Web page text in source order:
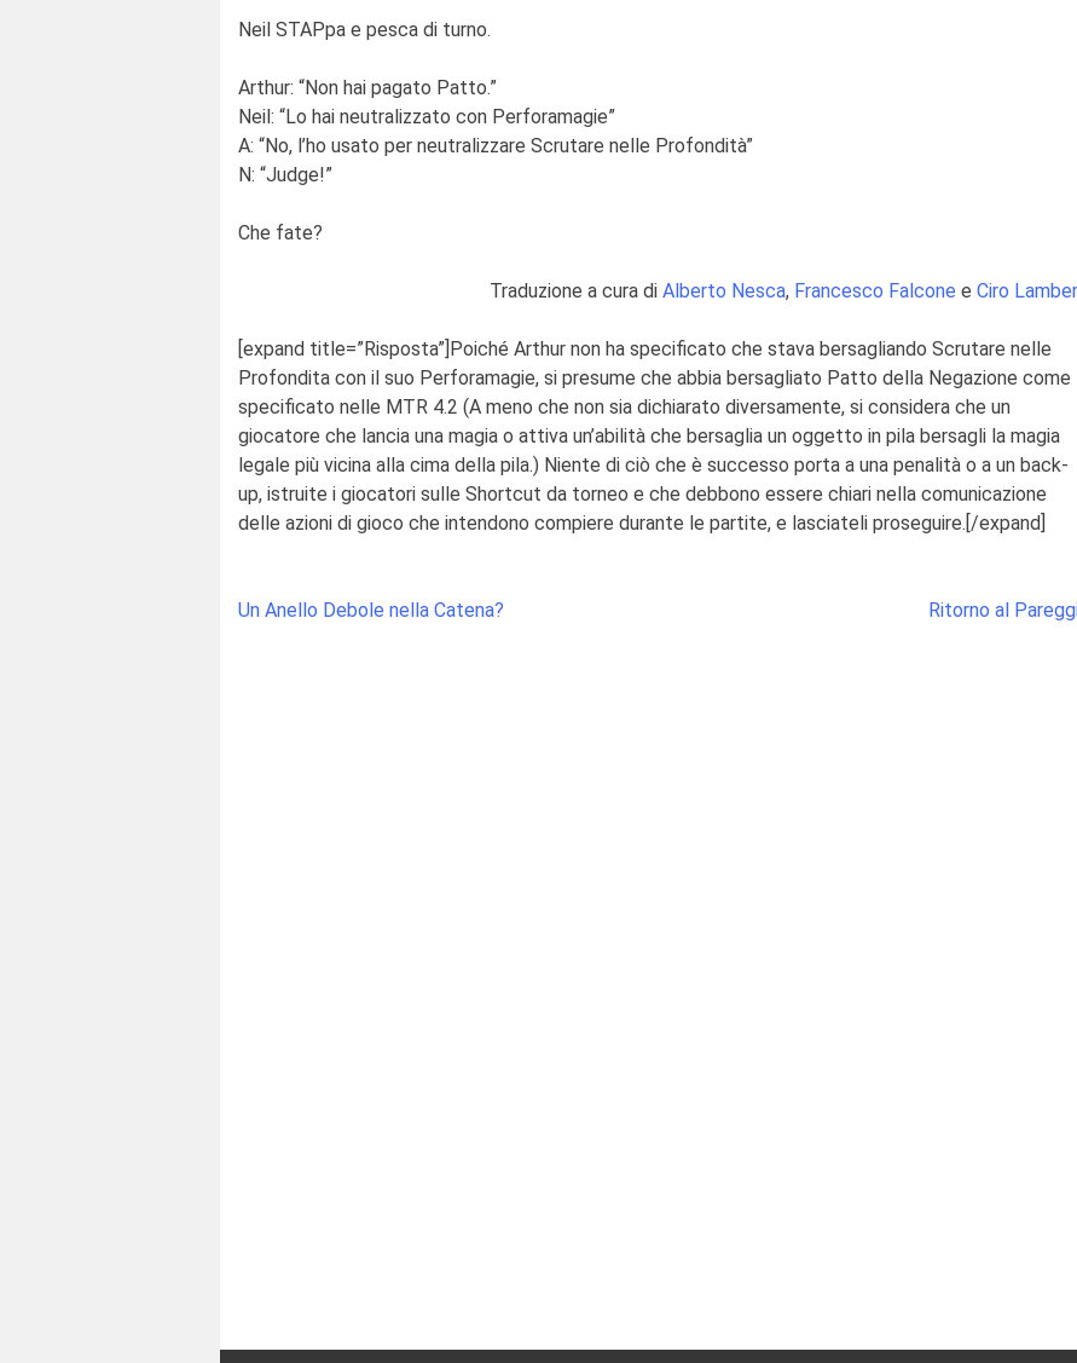
Neil STAPpa e pesca di turno.
Arthur: “Non hai pagato Patto.”
Neil: “Lo hai neutralizzato con Perforamagie”
A: “No, l’ho usato per neutralizzare Scrutare nelle Profondità”
N: “Judge!”
Che fate?
Traduzione a cura di Alberto Nesca, Francesco Falcone e Ciro
[expand title=”Risposta”] Poiché Arthur non ha specificato che stava bersagliando Scrutare nelle
Profondita con il suo Perforamagie, si presume che abbia bersagliato Patto della Negazione come
specificato nelle MTR 4.2 (A meno che non sia dichiarato diversamente, si considera che un
giocatore che lancia una magia o attiva un’abilità che bersaglia un oggetto in pila bersagli la magia
legale più vicina alla cima della pila.) Niente di ciò che è successo porta a una penalità o a un back-
up, istruite i giocatori sulle Shortcut da torneo e che debbono essere chiari nella comunicazione
delle azioni di gioco che intendono compiere durante le partite, e lasciateli proseguire. [/expand]
Post
Un Anello Debole nella Catena? Ritorno al